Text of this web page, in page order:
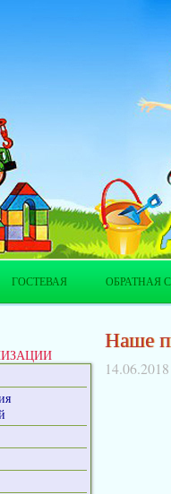
ГОСТЕВАЯ ОБРАТНАЯ
Наше
14.06.2018